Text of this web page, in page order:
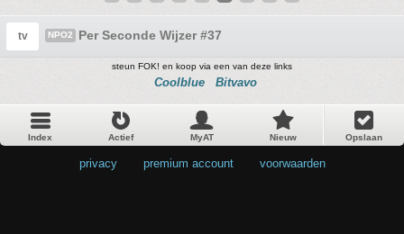
tv NPO2 Per Seconde Wijzer #37
steun FOK! en koop via een van deze links
Coolblue Bitvavo
Index Actief MyAT Nieuw Opslaan
privacy premium account voorwaarden